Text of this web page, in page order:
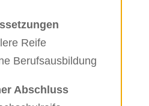
Reife
Berufsausbildung
Abschluss